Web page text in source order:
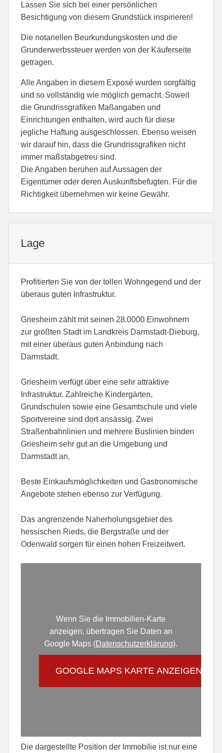
Lassen Sie sich bei einer persönlichen
Besichtigung von diesem Grundstück inspirieren!
Die notariellen Beurkundungskosten und die
Grunderwerbssteuer werden von der Käuferseite
getragen.
Alle Angaben in diesem Exposé wurden sorgfältig
und so vollständig wie möglich gemacht. Soweit
die Grundrissgrafiken Maßangaben und
Einrichtungen enthalten, wird auch für diese
jegliche Haftung ausgeschlossen. Ebenso weisen
wir darauf hin, dass die Grundrissgrafiken nicht
immer maßstabgetreu sind.
Die Angaben beruhen auf Aussagen der
Eigentümer oder deren Auskunftsbefugten. Für die
Richtigkeit übernehmen wir keine Gewähr.
Lage
Profitierten Sie von der tollen Wohngegend und der
überaus guten Infrastruktur.
Griesheim zählt mit seinen 28.0000 Einwohnern
zur größten Stadt im Landkreis Darmstadt-Dieburg,
mit einer überaus guten Anbindung nach
Darmstadt.
Griesheim verfügt über eine sehr attraktive
Infrastruktur. Zahlreiche Kindergärten,
Grundschulen sowie eine Gesamtschule und viele
Sportvereine sind dort ansässig. Zwei
Straßenbahnlinien und mehrere Buslinien binden
Griesheim sehr gut an die Umgebung und
Darmstadt an.
Beste Einkaufsmöglichkeiten und Gastronomische
Angebote stehen ebenso zur Verfügung.
Das angrenzende Naherholungsgebiet des
hessischen Rieds, die Bergstraße und der
Odenwald sorgen für einen hohen Freizeitwert.
Wenn Sie die Immobilien-Karte
anzeigen, übertragen Sie Daten an
Google Maps (Datenschutzerklärung).
GOOGLE MAPS KARTE ANZEIGEN
Die dargestellte Position der Immobilie ist nur eine